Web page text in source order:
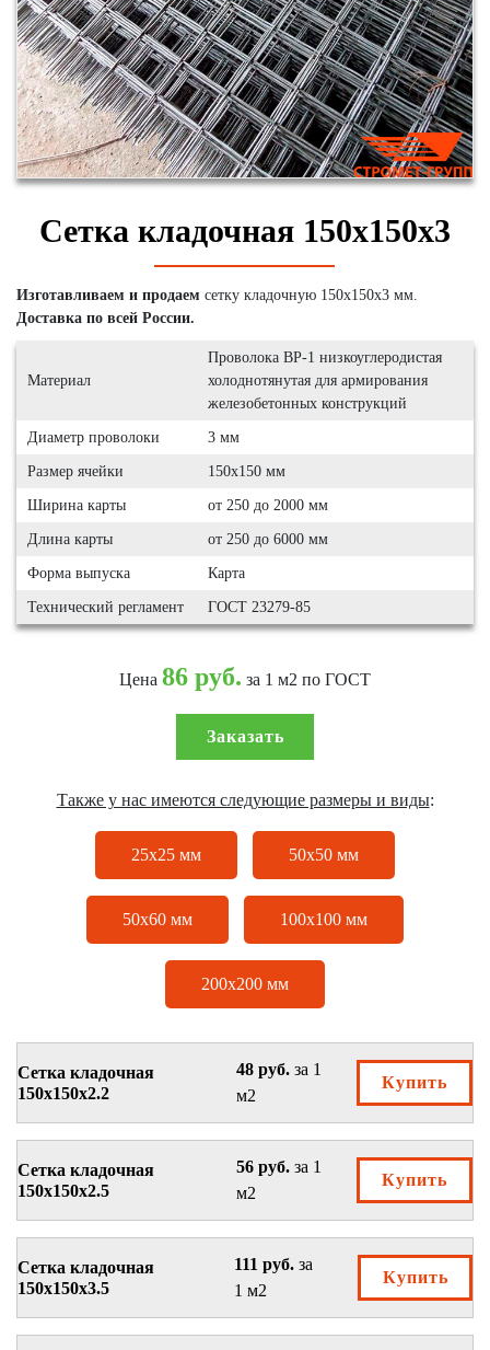
Сетка кладочная 150х150х3
Изготавливаем и продаем сетку кладочную 150х150х3 мм.
Доставка по всей России.
Материал
Проволока ВР-1 низкоуглеродистая
холоднотянутая для армирования
железобетонных конструкций
Диаметр проволоки 3 мм
Размер ячейки 150х150 мм
Ширина карты от 250 до 2000 мм
Длина карты от 250 до 6000 мм
Форма выпуска Карта
Технический регламент ГОСТ 23279-85
Цена 86 руб. за 1 м2 по ГОСТ
Заказать
Также у нас имеются следующие размеры и виды:
25х25 мм 50х50 мм
50х60 мм 100х100 мм
200х200 мм
Сетка кладочная
150х150х2.2
48 руб. за 1
м2
Купить
Сетка кладочная
150х150х2.5
56 руб. за 1
м2
Купить
Сетка кладочная
150х150х3.5
111 руб.за
1 м2
Купить